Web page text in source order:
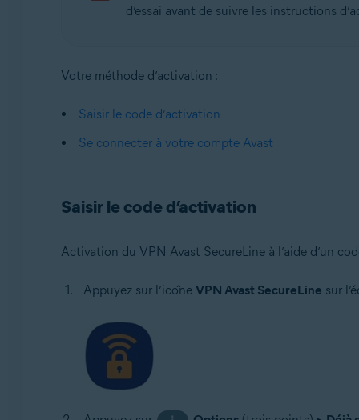
Apple macOS 10.14.x (Mojave)
d’essai avant de suivre les instructions
Votre méthode d’activation :
Saisir le code d’activation
Se connecter à votre compte Avast
Saisir le code d’activation
Activation du VPN Avast SecureLine à l’aide d’un
Appuyez sur l’icône VPN Avast SecureLine sur